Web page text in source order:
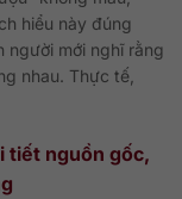
hiểu này đúng
người mới nghĩ rằng
nhau. Thực tế,
tiết nguồn gốc,